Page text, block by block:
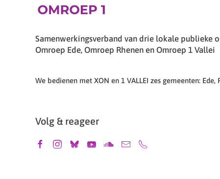
Samenwerkingsverband van drie lokale publieke
Omroep Ede, Omroep Rhenen en Omroep 1 Vallei
We bedienen met XON en 1 VALLEI zes gemeenten:
Volg & reageer